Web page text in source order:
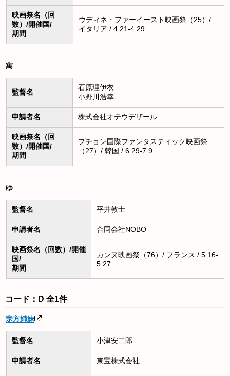
映画祭名（回
数）/開催国/
期間
ウディネ・ファーイースト映画祭（25）/
イタリア / 4.21-4.29
寓
監督名
石原理伊衣
小野川浩幸
申請者名 株式会社オテウデザール
映画祭名（回
数）/開催国/
期間
プチョン国際ファンタスティック映画祭
（27）/ 韓国 / 6.29-7.9
ゆ
監督名 平井敦士
申請者名 合同会社NOBO
映画祭名（回数）/開催
国/
期間
カンヌ映画祭（76）/ フランス / 5.16-
5.27
コード：D 全1件
宗方姉妹
監督名 小津安二郎
申請者名 東宝株式会社